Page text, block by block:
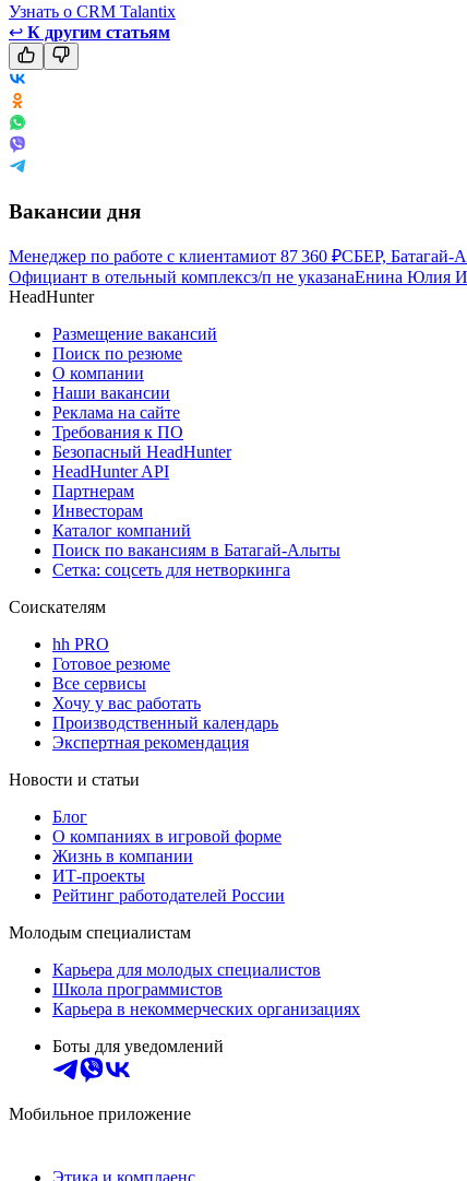
Узнать о CRM Talantix
↩ К другим статьям
Вакансии дня
Менеджер по работе с клиентамиот 87 360 ₽СБЕР, Батагай-
Официант в отельный комплексз/п не указанаЕнина Юлия
HeadHunter
Размещение вакансий
Поиск по резюме
О компании
Наши вакансии
Реклама на сайте
Требования к ПО
Безопасный HeadHunter
HeadHunter API
Партнерам
Инвесторам
Каталог компаний
Поиск по вакансиям в Батагай-Алыты
Сетка: соцсеть для нетворкинга
Соискателям
hh PRO
Готовое резюме
Все сервисы
Хочу у вас работать
Производственный календарь
Экспертная рекомендация
Новости и статьи
Блог
О компаниях в игровой форме
Жизнь в компании
ИТ-проекты
Рейтинг работодателей России
Молодым специалистам
Карьера для молодых специалистов
Школа программистов
Карьера в некоммерческих организациях
Боты для уведомлений
Мобильное приложение